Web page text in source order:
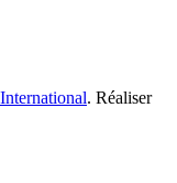
. Réaliser